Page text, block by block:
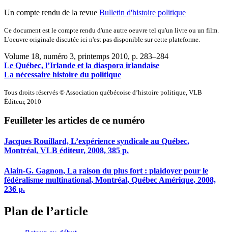
Un compte rendu de la revue Bulletin d'histoire politique
Ce document est le compte rendu d'une autre oeuvre tel qu'un livre ou un film.
L'oeuvre originale discutée ici n'est pas disponible sur cette plateforme.
Volume 18, numéro 3, printemps 2010, p. 283–284
Le Québec, l’Irlande et la diaspora irlandaise
La nécessaire histoire du politique
Tous droits réservés © Association québécoise d’histoire politique, VLB
Éditeur, 2010
Feuilleter les articles de ce numéro
Jacques Rouillard, L’expérience syndicale au Québec,
Montréal, VLB éditeur, 2008, 385 p.
Alain-G. Gagnon, La raison du plus fort : plaidoyer pour le
fédéralisme multinational, Montréal, Québec Amérique, 2008,
236 p.
Plan de l’article